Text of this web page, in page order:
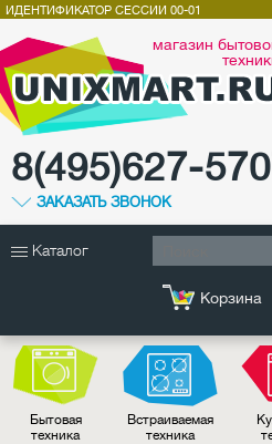
магазин
8(495)627-
ЗАКАЗАТЬ ЗВОНОК
ИДЕНТИФИКАТОР СЕССИИ 00-01
Каталог
Корзина
Бытовая
техника
Встраиваемая
техника